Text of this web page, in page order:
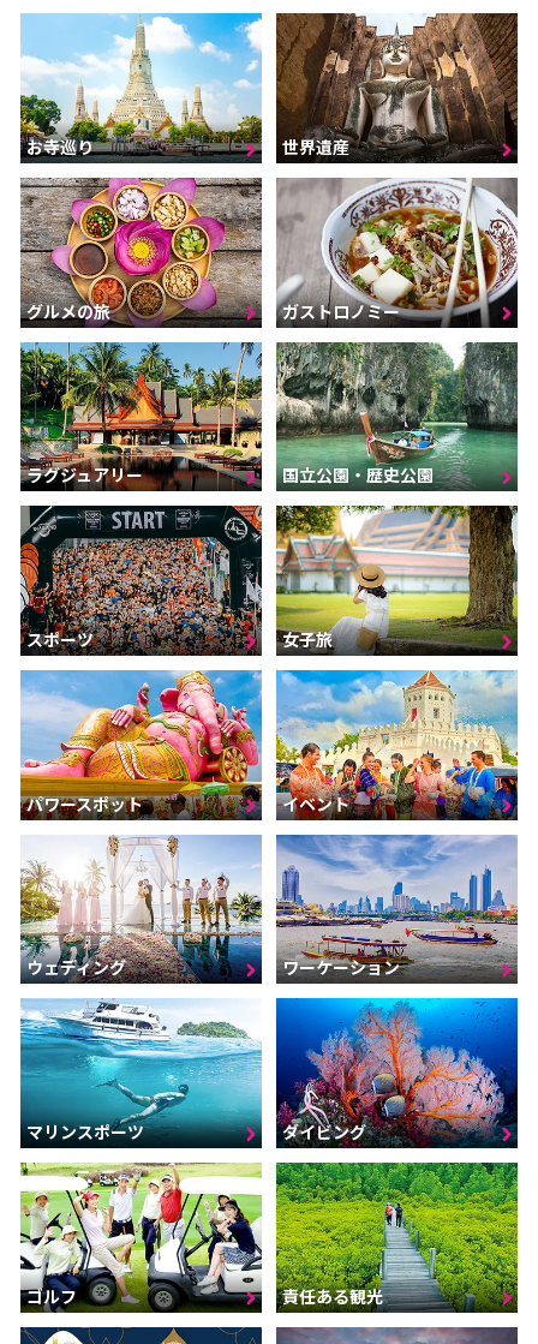
お寺巡り 世界遺産
グルメの旅 ガストロノミー
ラグジュアリー 国立公園・歴史公園
スポーツ 女子旅
パワースポット イベント
ウェディング ワーケーション
マリンスポーツ ダイビング
ゴルフ 責任ある観光